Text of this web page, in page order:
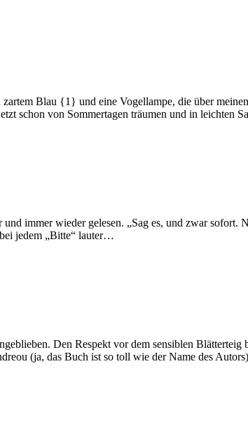
Blau {1} und eine Vogellampe, die über
schon von Sommertagen träumen und in leichten
immer wieder gelesen. „Sag es, und zwar
jedem „Bitte“ lauter…
Den Respekt vor dem sensiblen
(ja, das Buch ist so toll wie der Name des